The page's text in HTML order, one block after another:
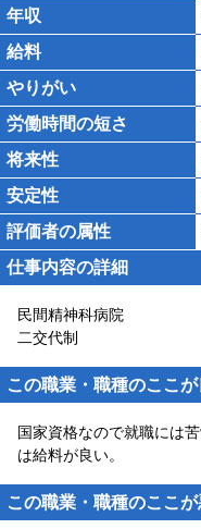
年収
給料
やりがい
労働時間の短さ
将来性
安定性
評価者の属性
仕事内容の詳細
民間精神科病院
二交代制
この職業・職種のここ
国家資格なので就職には
は給料が良い。
この職業・職種のここ